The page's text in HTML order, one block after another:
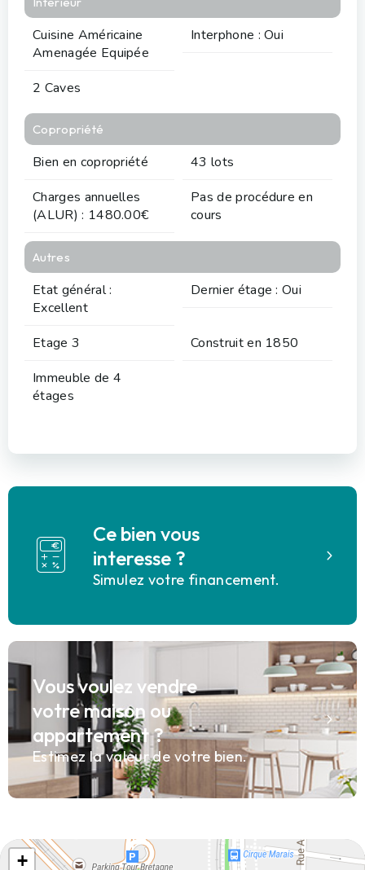
Cuisine Américaine
Amenagée Equipée
Interphone : Oui
2 Caves
Copropriété
Bien en copropriété
43 lots
Charges annuelles
(ALUR) : 1480.00€
Pas de procédure en
cours
Autres
Etat général :
Excellent
Dernier étage : Oui
Etage 3
Construit en 1850
Immeuble de 4
étages
Ce bien vous
interesse ?
Simulez votre financement.
Vous voulez vendre
votre maison ou
appartement ?
Estimez la valeur de votre bien.
+